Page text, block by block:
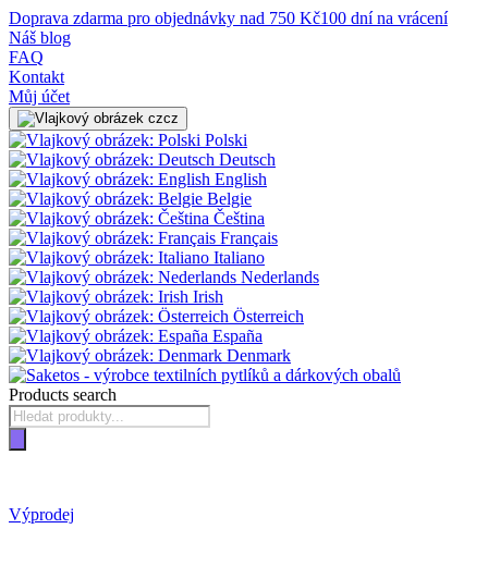
Doprava zdarma pro objednávky nad 750 Kč100 dní na vrácení
Náš blog
FAQ
Kontakt
Můj účet
cz
Polski
Deutsch
English
Belgie
Čeština
Français
Italiano
Nederlands
Irish
Österreich
España
Denmark
Products search
Výprodej